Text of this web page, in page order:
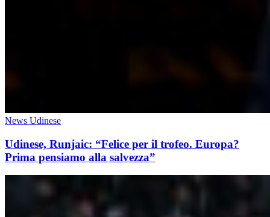
News Udinese
Udinese, Runjaic: “Felice per il trofeo. Europa?
Prima pensiamo alla salvezza”